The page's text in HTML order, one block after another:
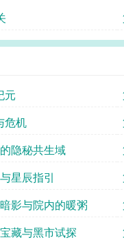
元
危机
隐秘共生域
星辰指引
影与院内的暖粥
藏与黑市试探